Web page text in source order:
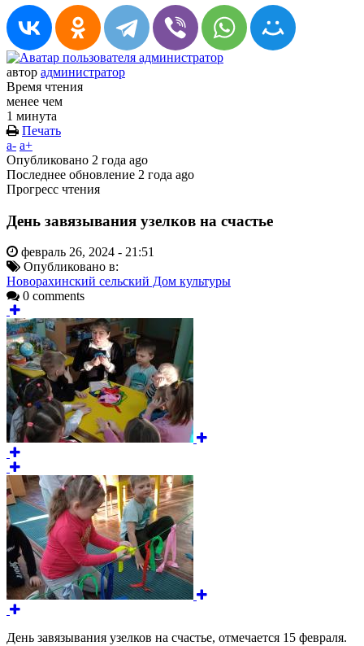
автор администратор
Время чтения
менее чем
1 минута
Печать
a- a+
Опубликовано 2 года ago
Последнее обновление 2 года ago
Прогресс чтения
День завязывания узелков на счастье
февраль 26, 2024 - 21:51
Опубликовано в:
Новорахинский сельский Дом культуры
0 comments
День завязывания узелков на счастье, отмечается 15 февраля.